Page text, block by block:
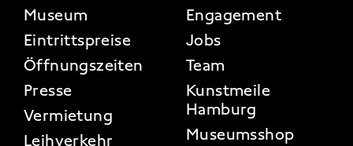
FOOTER 2
Museum
Eintrittspreise
Öffnungszeiten
Presse
Vermietung
Leihverkehr
Engagement
Jobs
Team
Kunstmeile
Hamburg
Museumsshop